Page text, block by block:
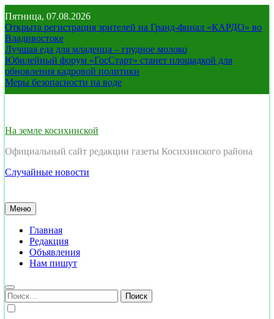
Перейти
к
содержимому
Пятница, 07.08.2026
Открыта регистрация зрителей на Гранд-финал «КАРДО» во
Владивостоке
Лучшая еда для младенца – грудное молоко
Юбилейный форум «ГосСтарт» станет площадкой для
обновления кадровой политики
Меры безопасности на воде
На земле косихинской
Официальный сайт редакции газеты Косихинского района
Случайные новости
Меню
Главная
Редакция
Объявления
Нам пишут
Найти: